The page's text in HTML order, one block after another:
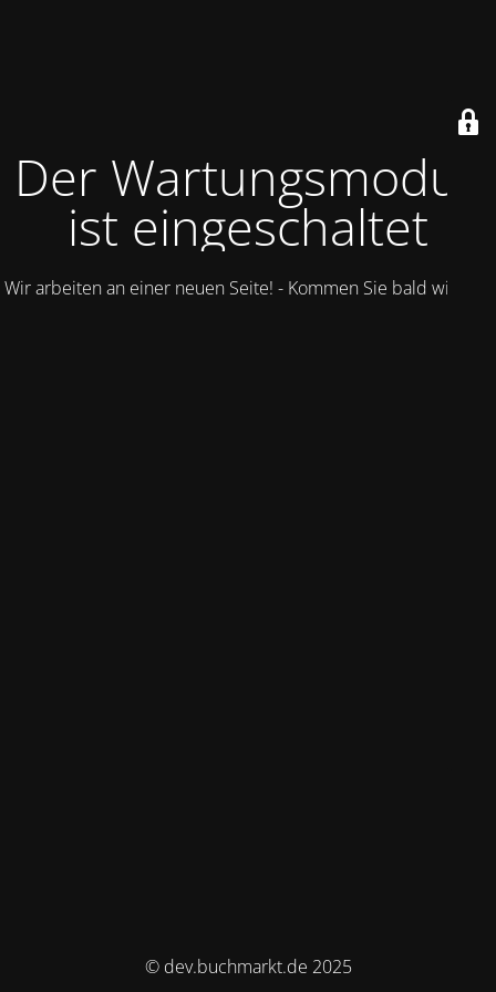
Der Wartungsmodus
ist eingeschaltet
Wir arbeiten an einer neuen Seite! - Kommen Sie bald wieder.
© dev.buchmarkt.de 2025